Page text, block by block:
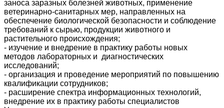
заноса заразных болезней животных, применение
ветеринарно-санитарных мер, направленных на
обеспечение биологической безопасности и соблюдение
требований к сырью, продукции животного и
растительного происхождения;
- изучение и внедрение в практику работы новых
методов лабораторных и диагностических
исследований;
- организация и проведение мероприятий по повышению
квалификации сотрудников;
- расширение спектра информационных технологий,
внедрение их в практику работы специалистов